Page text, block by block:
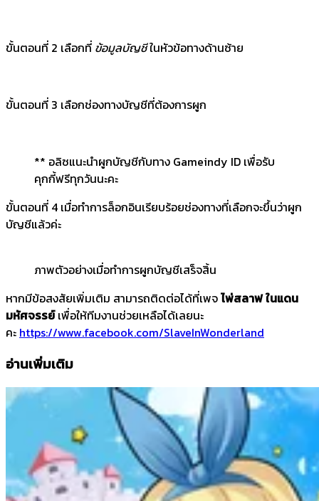
ขั้นตอนที่ 2 เลือกที่ ข้อมูลบัญชีในหัวข้อทางด้านซ้าย
ขั้นตอนที่ 3 เลือกช่องทางบัญชีที่ต้องการผูก
** อลิซแนะนำผูกบัญชีกับทาง Gameindy ID เพื่อรับ
คุกกี้ฟรีทุกวันนะคะ
ขั้นตอนที่ 4 เมื่อทำการล็อกอินเรียบร้อยช่องทางที่เลือกจะขึ้นว่าผูก
บัญชีแล้วค่ะ
ภาพตัวอย่างเมื่อทำการผูกบัญชีเสร็จสิ้น
หากมีข้อสงสัยเพิ่มเติม สามารถติดต่อได้ที่เพจไพ่สลาฟ ในแดน
มหัศจรรย์เพื่อให้ทีมงานช่วยเหลือได้เลยนะ
คะ https://www.facebook.com/SlaveInWonderland
อ่านเพิ่มเติม